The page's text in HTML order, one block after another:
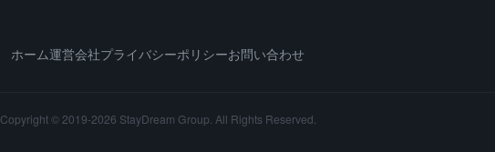
ホーム運営会社プライバシーポリシーお問い合わせ
Copyright © 2019-2026 StayDream Group. All Rights Reserved.